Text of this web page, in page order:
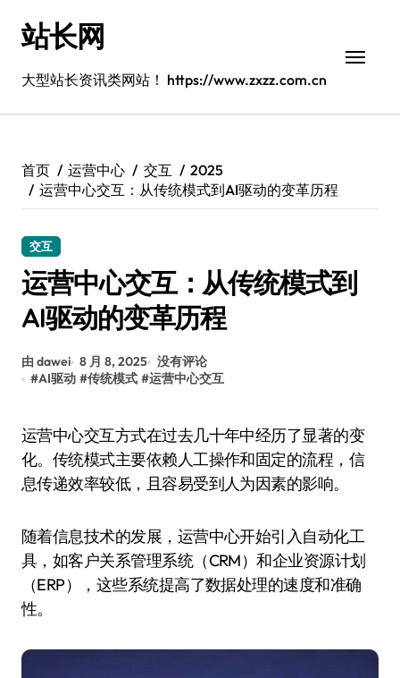
站长网
大型站长资讯类网站！ https://www.zxzz.com.cn
首页 运营中心 交互
2025
运营中心交互：从传统模式到AI驱动的变革历程
交互
运营中心交互：从传统模式到
AI驱动的变革历程
由 dawei 8 月 8, 2025 没有评论
#AI驱动 #传统模式 #运营中心交互
运营中心交互方式在过去几十年中经历了显著的变
化。传统模式主要依赖人工操作和固定的流程，信
息传递效率较低，且容易受到人为因素的影响。
随着信息技术的发展，运营中心开始引入自动化工
具，如客户关系管理系统（CRM）和企业资源计划
（ERP），这些系统提高了数据处理的速度和准确
性。